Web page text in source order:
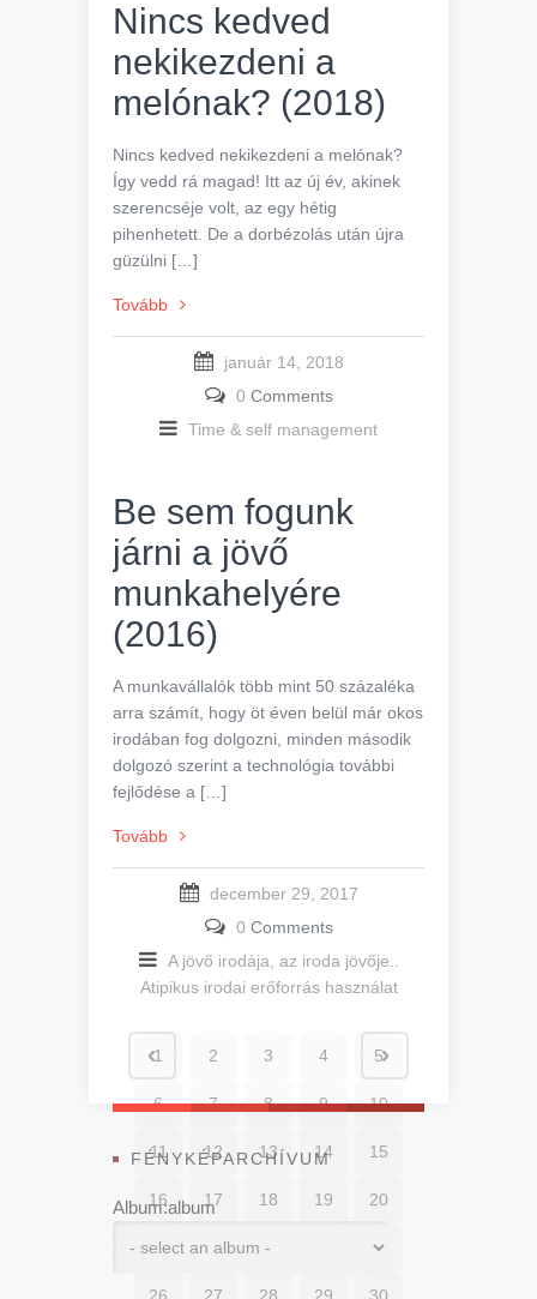
Nincs kedved
nekikezdeni a
melónak? (2018)
Nincs kedved nekikezdeni a melónak?
Így vedd rá magad! Itt az új év, akinek
szerencséje volt, az egy hétig
pihenhetett. De a dorbézolás után újra
güzülni […]
Tovább
január 14, 2018
0 Comments
Time & self management
Be sem fogunk
járni a jövő
munkahelyére
(2016)
A munkavállalók több mint 50 százaléka
arra számít, hogy öt éven belül már okos
irodában fog dolgozni, minden második
dolgozó szerint a technológia további
fejlődése a […]
Tovább
december 29, 2017
0 Comments
A jövő irodája, az iroda jövője..
Atipikus irodai erőforrás használat
1 2 3 4 5
6 7 8 9 10
11 12 13 14 15
16 17 18 19 20
21 22 23 25
FÉNYKÉPARCHÍVUM
Album:album